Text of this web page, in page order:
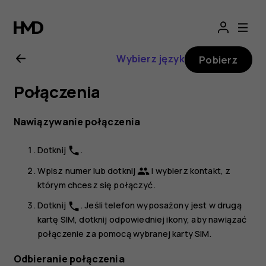
Instrukcja
obsługi
telefonu
Nokia
Plus
Wybierz język Pobierz
Połączenia
Nawiązywanie połączenia
Dotknij phone .
Wpisz numer lub dotknij groupi wybierz kontakt, z
którym chcesz się połączyć.
Dotknij phone. Jeśli telefon wyposażony jest w drugą
kartę SIM, dotknij odpowiedniej ikony, aby nawiązać
połączenie za pomocą wybranej karty SIM.
Odbieranie połączenia